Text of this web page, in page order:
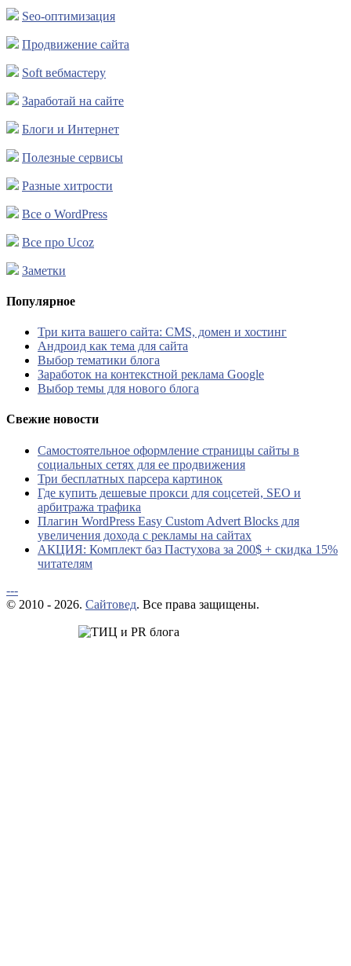
Seo-оптимизация
Продвижение сайта
Soft вебмастеру
Заработай на сайте
Блоги и Интернет
Полезные сервисы
Разные хитрости
Все о WordPress
Все про Ucoz
Заметки
Популярное
Три кита вашего сайта: CMS, домен и хостинг
Андроид как тема для сайта
Выбор тематики блога
Заработок на контекстной реклама Google
Выбор темы для нового блога
Свежие новости
Самостоятельное оформление страницы сайты в
социальных сетях для ее продвижения
Три бесплатных парсера картинок
Где купить дешевые прокси для соцсетей, SEO и
арбитража трафика
Плагин WordPress Easy Custom Advert Blocks для
увеличения дохода с рекламы на сайтах
АКЦИЯ: Комплект баз Пастухова за 200$ + скидка 15%
читателям
---
© 2010 - 2026. Сайтовед. Все права защищены.